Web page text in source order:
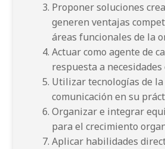
Proponer soluciones
generen ventajas
áreas funcionales de la
Actuar como agente de
respuesta a
Utilizar tecnologías de
comunicación en su
Organizar e integrar
para el crecimiento
Aplicar habilidades